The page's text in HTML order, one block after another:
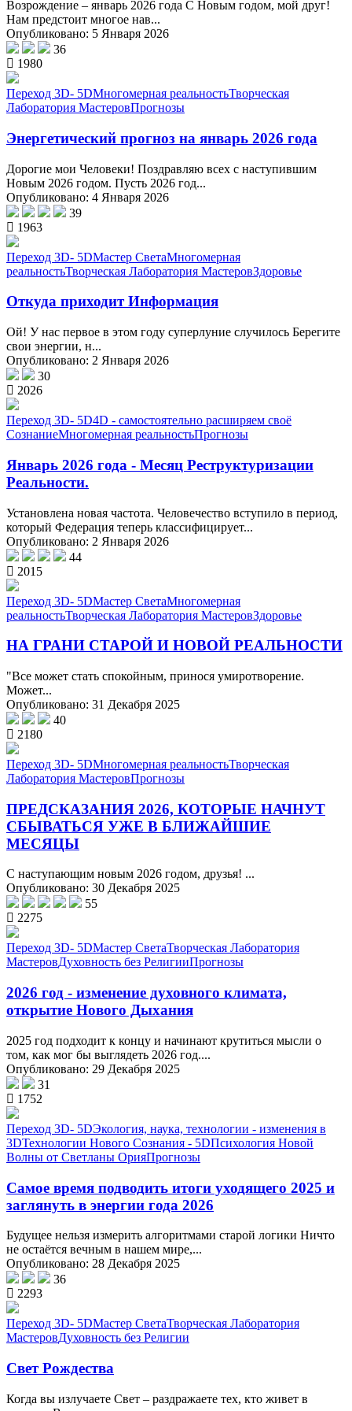
Возрождение – январь 2026 года С Новым годом, мой друг!
Нам предстоит многое нав...
Опубликовано: 5 Января 2026
36
1980
Переход 3D- 5DМногомерная реальностьТворческая
Лаборатория МастеровПрогнозы
Энергетический прогноз на январь 2026 года
Дорогие мои Человеки! Поздравляю всех с наступившим
Новым 2026 годом. Пусть 2026 год...
Опубликовано: 4 Января 2026
39
1963
Переход 3D- 5DМастер СветаМногомерная
реальностьТворческая Лаборатория МастеровЗдоровье
Откуда приходит Информация
Ой! У нас первое в этом году суперлуние случилось Берегите
свои энергии, н...
Опубликовано: 2 Января 2026
30
2026
Переход 3D- 5D4D - самостоятельно расширяем своё
СознаниеМногомерная реальностьПрогнозы
Январь 2026 года - Месяц Реструктуризации
Реальности.
Установлена новая частота. Человечество вступило в период,
который Федерация теперь классифицирует...
Опубликовано: 2 Января 2026
44
2015
Переход 3D- 5DМастер СветаМногомерная
реальностьТворческая Лаборатория МастеровЗдоровье
НА ГРАНИ СТАРОЙ И НОВОЙ РЕАЛЬНОСТИ
"Все может стать спокойным, принося умиротворение.
Может...
Опубликовано: 31 Декабря 2025
40
2180
Переход 3D- 5DМногомерная реальностьТворческая
Лаборатория МастеровПрогнозы
ПРЕДСКАЗАНИЯ 2026, КОТОРЫЕ НАЧНУТ
СБЫВАТЬСЯ УЖЕ В БЛИЖАЙШИЕ
МЕСЯЦЫ
С наступающим новым 2026 годом, друзья! ...
Опубликовано: 30 Декабря 2025
55
2275
Переход 3D- 5DМастер СветаТворческая Лаборатория
МастеровДуховность без РелигииПрогнозы
2026 год - изменение духовного климата,
открытие Нового Дыхания
2025 год подходит к концу и начинают крутиться мысли о
том, как мог бы выглядеть 2026 год....
Опубликовано: 29 Декабря 2025
31
1752
Переход 3D- 5DЭкология, наука, технологии - изменения в
3DТехнологии Нового Сознания - 5DПсихология Новой
Волны от Светланы ОрияПрогнозы
Самое время подводить итоги уходящего 2025 и
заглянуть в энергии года 2026
Будущее нельзя измерить алгоритмами старой логики Ничто
не остаётся вечным в нашем мире,...
Опубликовано: 28 Декабря 2025
36
2293
Переход 3D- 5DМастер СветаТворческая Лаборатория
МастеровДуховность без Религии
Свет Рождества
Когда вы излучаете Свет – раздражаете тех, кто живет в